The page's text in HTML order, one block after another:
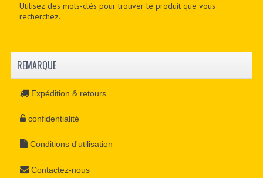
Utilisez des mots-clés pour trouver le produit que vous
recherchez.
REMARQUE
Expédition & retours
confidentialité
Conditions d'utilisation
Contactez-nous